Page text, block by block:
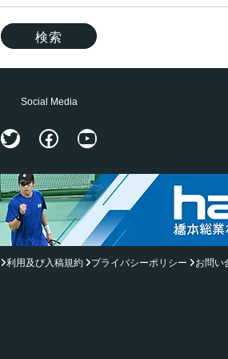
Social Media
TwitterFacebook
YouTube
利用及び入稿規約 プライバシーポリシー お問い